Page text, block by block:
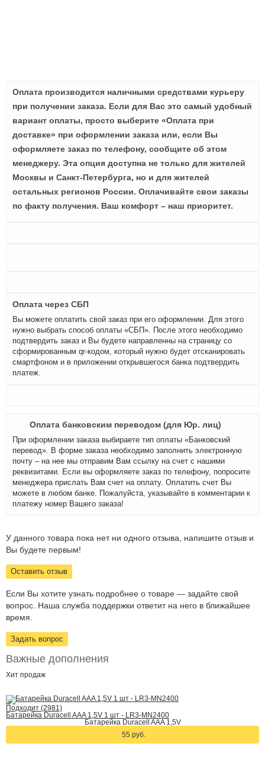
Оплата производится наличными средствами курьеру
при получении заказа. Если для Вас это самый удобный
вариант оплаты, просто выберите «Оплата при
доставке» при оформлении заказа или, если Вы
оформляете заказ по телефону, сообщите об этом
менеджеру. Эта опция доступна не только для жителей
Москвы и Санкт-Петербурга, но и для жителей
остальных регионов России. Оплачивайте свои заказы
по факту получения. Ваш комфорт – наш приоритет.
Оплата через СБП
Вы можете оплатить свой заказ при его оформлении. Для этого
нужно выбрать способ оплаты «СБП». После этого необходимо
подтвердить заказ и Вы будете направленны на страницу со
сформированным qr-кодом, который нужно будет отсканировать
смартфоном и в приложении открывшегося банка подтвердить
платеж.
Оплата банковским переводом (для Юр. лиц)
При оформлении заказа выбираете тип оплаты «Банковский
перевод». В форме заказа необходимо заполнить электронную
почту – на нее мы отправим Вам ссылку на счет с нашими
реквизитами. Если вы оформляете заказ по телефону, попросите
менеджера прислать Вам счет на оплату. Оплатить счет Вы
можете в любом банке. Пожалуйста, указывайте в комментарии к
платежу номер Вашего заказа!
У данного товара пока нет ни одного отзыва, напишите отзыв и
Вы будете первым!
Оставить отзыв
Если Вы хотите узнать подробнее о товаре — задайте свой
вопрос. Наша служба поддержки ответит на него в ближайшее
время.
Задать вопрос
Важные дополнения
Хит продаж
Подходит (2981)
Батарейка Duracell AAA 1,5V 1 шт - LR3-MN2400
Батарейка Duracell AAA 1,5V
55 руб.